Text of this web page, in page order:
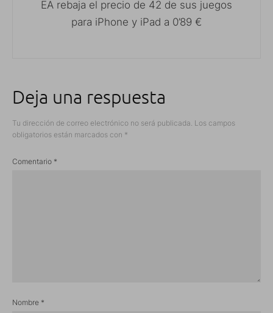
EA rebaja el precio de 42 de sus juegos
para iPhone y iPad a 0’89 €
Deja una respuesta
Tu dirección de correo electrónico no será publicada. Los campos
obligatorios están marcados con *
Comentario *
Nombre *